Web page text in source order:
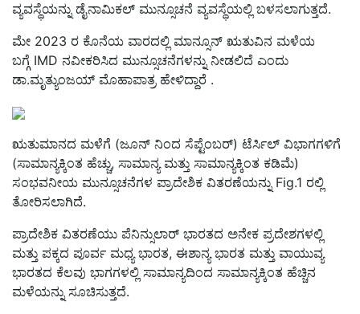
ವ್ಯವಸ್ಥೆಯನ್ನು ಡೈನಾಮಿಕಲ್ ಮುನ್ಸೂಚನೆ ವ್ಯವಸ್ಥೆಯಲ್ಲಿ ಬಳಸಲಾಗುತ್ತದೆ.
ಮೇ 2023 ರ ಕೊನೆಯ ವಾರದಲ್ಲಿ ಮಾನ್ಸೂನ್ ಋತುವಿನ ಮಳೆಯ
ಬಗ್ಗೆ IMD ನವೀಕರಿಸಿದ ಮುನ್ಸೂಚನೆಗಳನ್ನು ನೀಡಲಿದೆ ಎಂದು
ಡಾ.ಮೃತ್ಯುಂಜಯ್ ಮೊಹಾಪಾತ್ರ ಹೇಳಿದ್ದಾರೆ .
ಋತುಮಾನದ ಮಳೆಗೆ (ಜೂನ್ ನಿಂದ ಸೆಪ್ಟೆಂಬರ್) ಟೆರ್ಸಿಲ್ ವಿಭಾಗಗಳಿಗೆ
(ಸಾಮಾನ್ಯಕ್ಕಿಂತ ಹೆಚ್ಚು, ಸಾಮಾನ್ಯ ಮತ್ತು ಸಾಮಾನ್ಯಕ್ಕಿಂತ ಕಡಿಮೆ)
ಸಂಭವನೀಯ ಮುನ್ಸೂಚನೆಗಳ ಪ್ರಾದೇಶಿಕ ವಿತರಣೆಯನ್ನು Fig.1 ರಲ್ಲಿ
ತೋರಿಸಲಾಗಿದೆ.
ಪ್ರಾದೇಶಿಕ ವಿತರಣೆಯು ಪೆನಿನ್ಸುಲಾರ್ ಭಾರತದ ಅನೇಕ ಪ್ರದೇಶಗಳಲ್ಲಿ
ಮತ್ತು ಪಕ್ಕದ ಪೂರ್ವ ಮಧ್ಯ ಭಾರತ, ಈಶಾನ್ಯ ಭಾರತ ಮತ್ತು ವಾಯುವ್ಯ
ಭಾರತದ ಕೆಲವು ಭಾಗಗಳಲ್ಲಿ ಸಾಮಾನ್ಯದಿಂದ ಸಾಮಾನ್ಯಕ್ಕಿಂತ ಹೆಚ್ಚಿನ
ಮಳೆಯನ್ನು ಸೂಚಿಸುತ್ತದೆ.